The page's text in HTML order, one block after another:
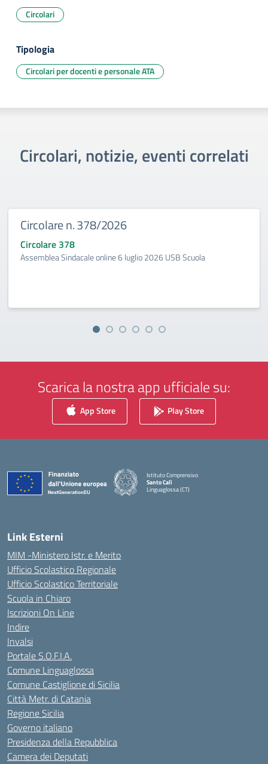
Circolari
Tipologia
Circolari per docenti e personale ATA
Circolari, notizie, eventi correlati
Circolare n. 378/2026
Circolare 378
Assemblea Sindacale online 6 luglio 2026 USB Scuola
Scarica la nostra app ufficiale su:
App Store Play Store
Istituto Comprensivo
Santo Calì
Linguaglossa (CT)
— Visita la pagina iniziale della scuola
Link Esterni
MIM -Ministero Istr. e Merito
Ufficio Scolastico Regionale
Ufficio Scolastico Territoriale
Scuola in Chiaro
Iscrizioni On Line
Indire
Invalsi
Portale S.O.F.I.A.
Comune Linguaglossa
Comune Castiglione di Sicilia
Città Metr. di Catania
Regione Sicilia
Governo italiano
Presidenza della Repubblica
Camera dei Deputati